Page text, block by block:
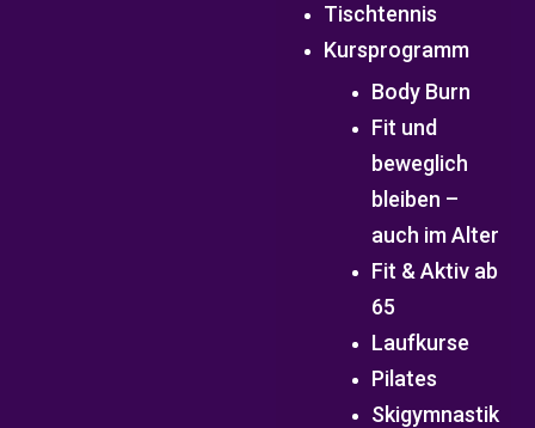
Tischtennis
Kursprogramm
Body Burn
Fit und
beweglich
bleiben –
auch im Alter
Fit & Aktiv ab
65
Laufkurse
Pilates
Skigymnastik